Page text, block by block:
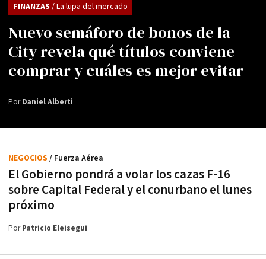
Nuevo semáforo de bonos de la
City revela qué títulos conviene
comprar y cuáles es mejor evitar
FINANZAS / La lupa del mercado
PorDaniel Alberti
El Gobierno pondrá a volar los cazas F-16
sobre Capital Federal y el conurbano el lunes
próximo
NEGOCIOS / Fuerza Aérea
PorPatricio Eleisegui